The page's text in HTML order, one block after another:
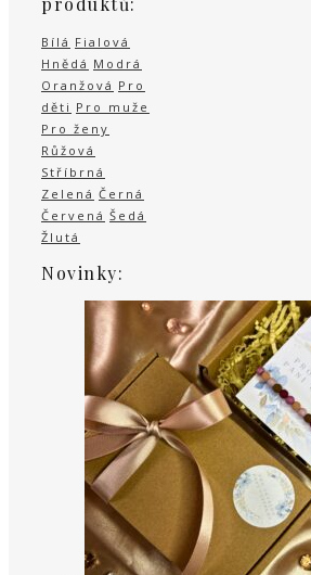
Bílá Fialová
Hnědá Modrá
Oranžová Pro
děti Pro muže
Pro ženy
Růžová
Stříbrná
Zelená Černá
Červená Šedá
Žlutá
Novinky: